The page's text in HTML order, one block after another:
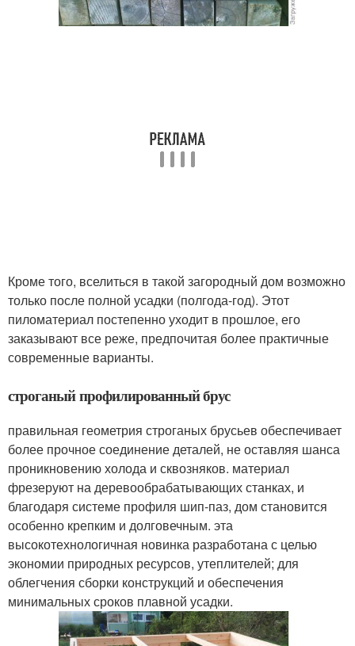
Кроме того, вселиться в такой загородный дом возможно
только после полной усадки (полгода-год). Этот
пиломатериал постепенно уходит в прошлое, его
заказывают все реже, предпочитая более практичные
современные варианты.
строганый профилированный брус
правильная геометрия строганых брусьев обеспечивает
более прочное соединение деталей, не оставляя шанса
проникновению холода и сквозняков. материал
фрезеруют на деревообрабатывающих станках, и
благодаря системе профиля шип-паз, дом становится
особенно крепким и долговечным. эта
высокотехнологичная новинка разработана с целью
экономии природных ресурсов, утеплителей; для
облегчения сборки конструкций и обеспечения
минимальных сроков плавной усадки.